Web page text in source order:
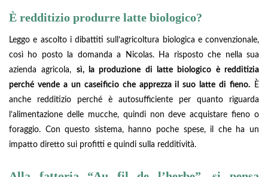
È redditizio produrre latte biologico?
Leggo e ascolto i dibattiti sull’agricoltura biologica e convenzionale,
così ho posto la domanda a Nicolas. Ha risposto che nella sua
azienda agricola, sì, la produzione di latte biologico è redditizia
perché vende a un caseificio che apprezza il suo latte di fieno. È
anche redditizio perché è autosufficiente per quanto riguarda
l’alimentazione delle mucche, quindi non deve acquistare fieno o
foraggio. Con questo sistema, hanno poche spese, il che ha un
impatto diretto sui profitti e quindi sulla redditività.